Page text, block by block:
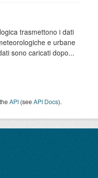
trasmettono i dati
e urbane
sono caricati dopo...
API (seeAPI Docs).